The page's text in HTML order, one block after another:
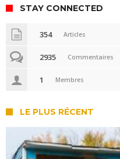
STAY CONNECTED
354 Articles
2935 Commentaires
1 Membres
LE PLUS RÉCENT